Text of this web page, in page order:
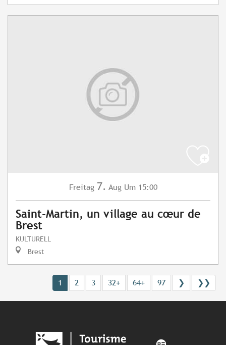
Freitag 7. Aug Um 15:00
Saint-Martin, un village au cœur de
Brest
KULTURELL
Brest
1 2 3 32+ 64+ 97 ❯ ❯❯